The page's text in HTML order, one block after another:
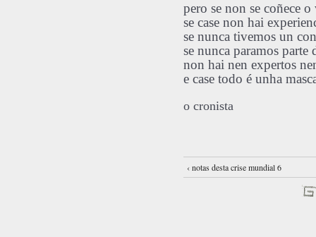
pero se non se coñece
se case non hai
se nunca tivemos un
se nunca paramos parte
non hai nen expertos
e case todo é unha
o cronista
‹ notas desta crise mundial 6